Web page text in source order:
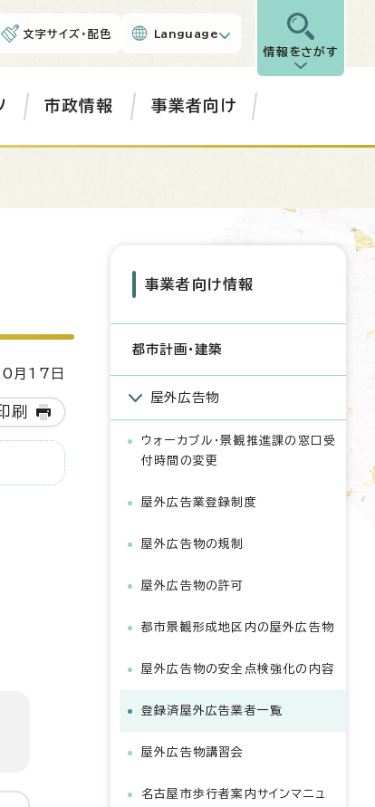
文字サイズ・配色 Language
情報をさがす
市政情報 事業者向け
月17日
刷
事業者向け情報
都市計画・建築
屋外広告物
ウォーカブル・景観推進課の窓口受
付時間の変更
屋外広告業登録制度
屋外広告物の規制
屋外広告物の許可
都市景観形成地区内の屋外広告物
屋外広告物の安全点検強化の内容
登録済屋外広告業者一覧
屋外広告物講習会
名古屋市歩行者案内サインマニュ